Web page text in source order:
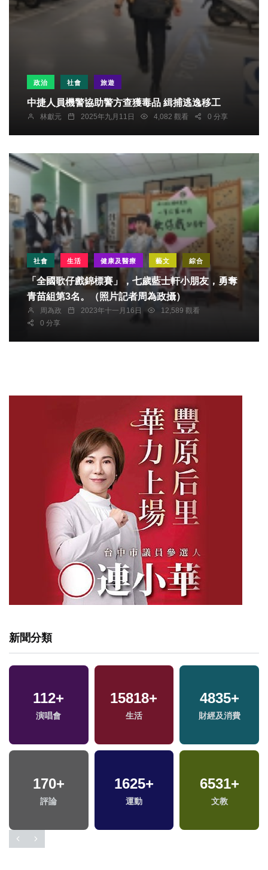
政治 社會 旅遊
中捷人員機警協助警方查獲毒品 緝捕逃逸移工
林獻元 2025年九月11日 4,082 觀看 0 分享
社會 生活 健康及醫療 藝文 綜合
「全國歌仔戲錦標賽」，七歲藍士軒小朋友，勇奪
青苗組第3名。（照片記者周為政攝）
周為政 2023年十一月16日
12,589 觀看
0 分享
新聞分類
112+
演唱會
15818+
生活
4835+
財經及消費
170+
評論
1625+
運動
6531+
文教